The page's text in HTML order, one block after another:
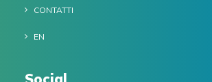
CONTATTI
EN